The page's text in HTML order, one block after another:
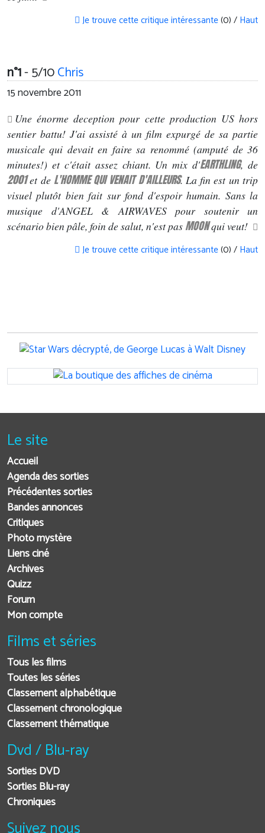
Je trouve cette critique intéressante(0) / Haut
n°1- 5/10Chris
15 novembre 2011
Une énorme deception pour cette production US hors
sentier battu! J'ai assisté à un film expurgé de sa partie
musicale qui devait en faire sa renommé (amputé de 36
minutes!) et c'était assez chiant. Un mix d'EARTHLING, de
2001et de L'HOMME QUI VENAIT D'AILLEURS. La fin est un trip
visuel plutôt bien fait sur fond d'espoir humain. Sans la
musique d'ANGEL & AIRWAVES pour soutenir un
scénario bien pâle, foin de salut, n'est pasMOONqui veut!
Je trouve cette critique intéressante(0) / Haut
Le site
Accueil
Agenda des sorties
Précédentes sorties
Bandes annonces
Critiques
Photo mystère
Liens ciné
Archives
Quizz
Forum
Mon compte
Films et séries
Tous les films
Toutes les séries
Classement alphabétique
Classement chronologique
Classement thématique
Dvd / Blu-ray
Sorties DVD
Sorties Blu-ray
Chroniques